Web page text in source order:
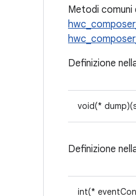
Metodi
Definizione
void(*
Definizione
int(*